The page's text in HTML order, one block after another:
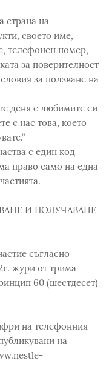
страна на
своето име,
телефонен номер,
за поверителност
за ползване на
деня с любимите си
с нас това, което
с един код
право само на една
И ПОЛУЧАВАНЕ
съгласно
жури от трима
60 (шестдесет)
на телефонния
на